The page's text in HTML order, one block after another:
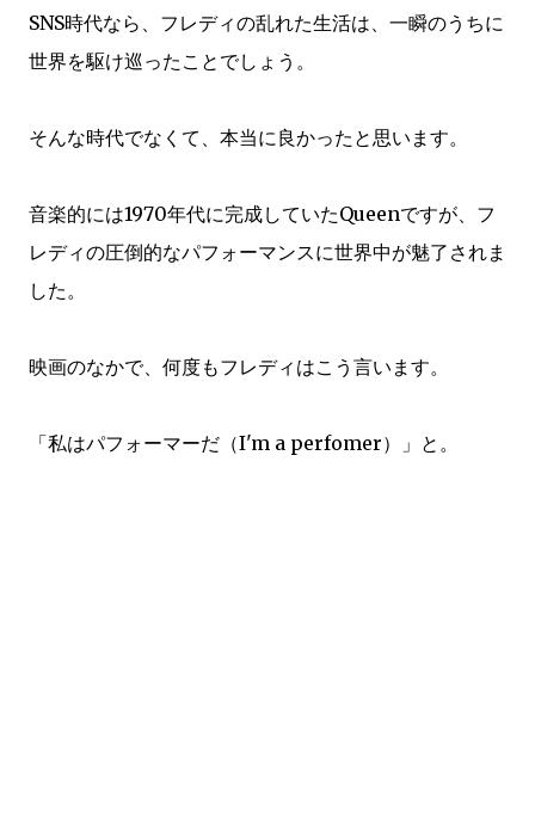
SNS時代なら、フレディの乱れた生活は、一瞬のうちに
世界を駆け巡ったことでしょう。
そんな時代でなくて、本当に良かったと思います。
音楽的には1970年代に完成していたQueenですが、フ
レディの圧倒的なパフォーマンスに世界中が魅了されま
した。
映画のなかで、何度もフレディはこう言います。
「私はパフォーマーだ（I'm a perfomer）」と。